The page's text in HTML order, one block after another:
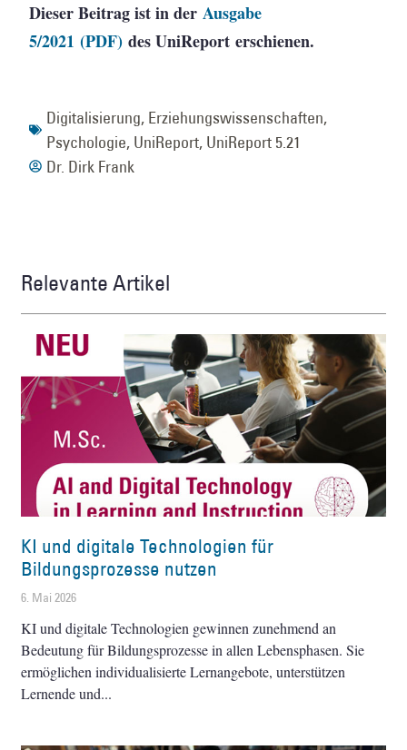
Dieser Beitrag ist in derAusgabe
5/2021 (PDF) des UniReport erschienen.
Digitalisierung, Erziehungswissenschaften,
Psychologie, UniReport, UniReport 5.21
Dr. Dirk Frank
Relevante Artikel
KI und digitale Technologien für
Bildungsprozesse nutzen
6. Mai 2026
KI und digitale Technologien gewinnen zunehmend an
Bedeutung für Bildungsprozesse in allen Lebensphasen. Sie
ermöglichen individualisierte Lernangebote, unterstützen
Lernende und